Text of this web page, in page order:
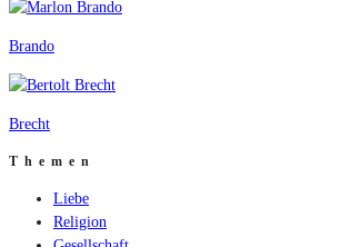
Brando
Brecht
Themen
Liebe
Religion